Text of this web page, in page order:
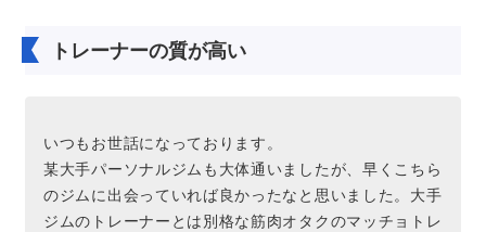
トレーナーの質が高い
いつもお世話になっております。
某大手パーソナルジムも大体通いましたが、早くこちら
のジムに出会っていれば良かったなと思いました。大手
ジムのトレーナーとは別格な筋肉オタクのマッチョトレ